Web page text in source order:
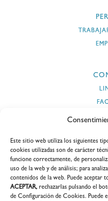
Este sitio web utiliza los siguientes
cookies utilizadas son de carácter
funcione correctamente, de
uso de la web y de análisis; para
contenidos de la web. Puede aceptar
ACEPTAR, rechazarlas pulsando el
de Configuración de Cookies. Puede
SEGURIDAD Y